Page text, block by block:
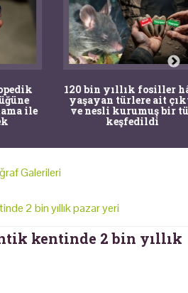
ile
120 bin yıllık fosiller hâlâ
yaşayan türlere ait çıktı
ve nesli kurumuş bir tür
keşfedildi
Galerileri
2 bin yıllık pazar yeri
kentinde 2 bin yıllık